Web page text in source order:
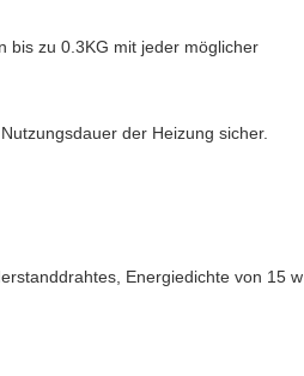
bis zu 0.3KG mit jeder möglicher
der Heizung sicher.
Energiedichte von 15 w